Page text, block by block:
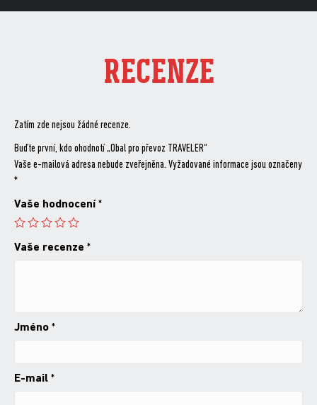
RECENZE
Zatím zde nejsou žádné recenze.
Buďte první, kdo ohodnotí „Obal pro převoz TRAVELER“
Vaše e-mailová adresa nebude zveřejněna. Vyžadované informace jsou označeny
*
Vaše hodnocení *
Vaše recenze *
Jméno *
E-mail *